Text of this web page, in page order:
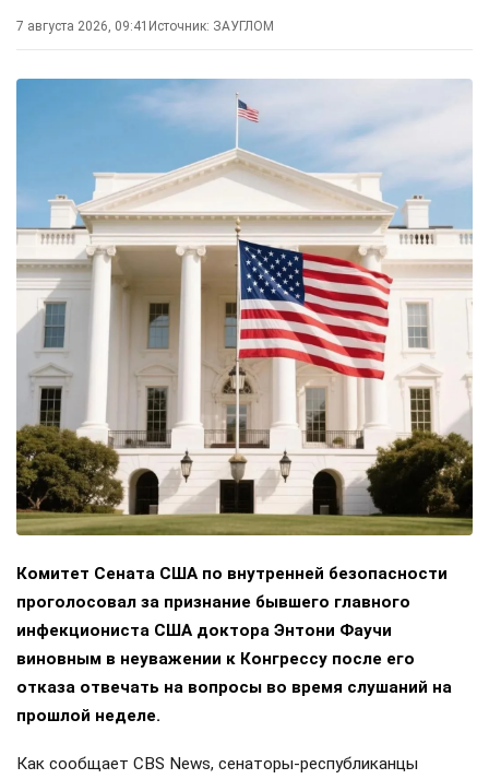
7 августа 2026, 09:41 Источник: ЗАУГЛОМ
Комитет Сената США по внутренней безопасности
проголосовал за признание бывшего главного
инфекциониста США доктора Энтони Фаучи
виновным в неуважении к Конгрессу после его
отказа отвечать на вопросы во время слушаний на
прошлой неделе.
Как сообщает CBS News, сенаторы-республиканцы